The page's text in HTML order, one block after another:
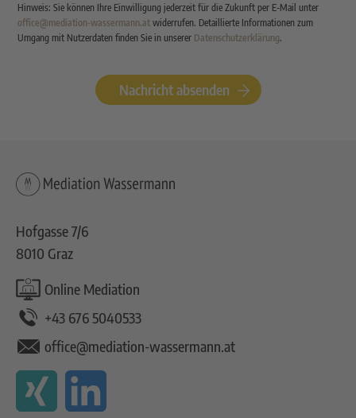
Hinweis: Sie können Ihre Einwilligung jederzeit für die Zukunft per E-Mail unter
office@mediation-wassermann.at widerrufen. Detaillierte Informationen zum
Umgang mit Nutzerdaten finden Sie in unserer Datenschutzerklärung.
Nachricht absenden
Hofgasse 7/6
8010 Graz
Online Mediation
+43 676 5040533
office@mediation-wassermann.at